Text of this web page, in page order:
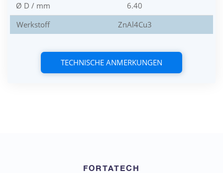
Ø D / mm
6.40
Werkstoff
ZnAl4Cu3
TECHNISCHE ANMERKUNGEN
FORTATECH